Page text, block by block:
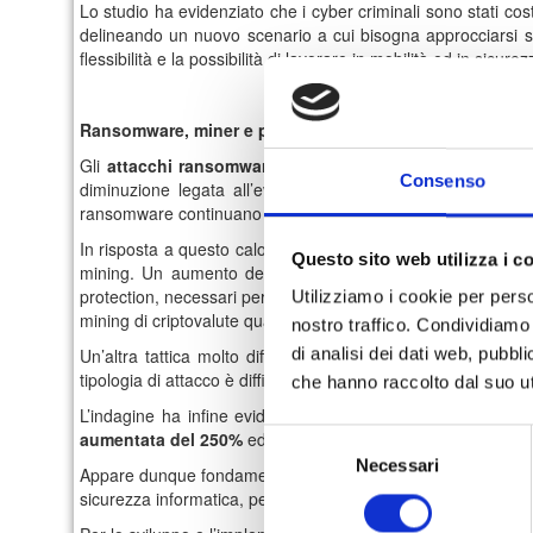
Consenso
Questo sito web utilizza i
Utilizziamo i cookie per
nostro traffico.
di analisi dei dati web,
che hanno raccolto dal suo
Selezione
consenso
Necessari
Lo studio ha evidenziato che i cyber criminali sono stati
delineando un nuovo scenario a cui bisogna approcciarsi
flessibilità e la possibilità di lavorare in mobilità ed in
Ransomware, miner e phishing: cosa aspettarsi per il
Gli attacchi ransomware
diminuzione legata all’evoluzione delle tecnologie di
ransomware continuano ad essere una delle maggiori
In risposta a questo calo, si è registrato un aumento dei
mining. Un aumento dettato dalla capacità dei miner di
protection, necessari per monitorare i processi attivi e
mining di criptovalute quando si naviga un sito infetto.
Un’altra tattica molto diffusa tra i cyber criminali prevede
tipologia di attacco è difficile da individuare in quanto
L’indagine ha infine evidenziato che il
sia il
aumentata del 250% ed è un trend che non sembra
Appare dunque fondamentale per tutte le aziende,
sicurezza informatica, per non incorrere nel furto di dati